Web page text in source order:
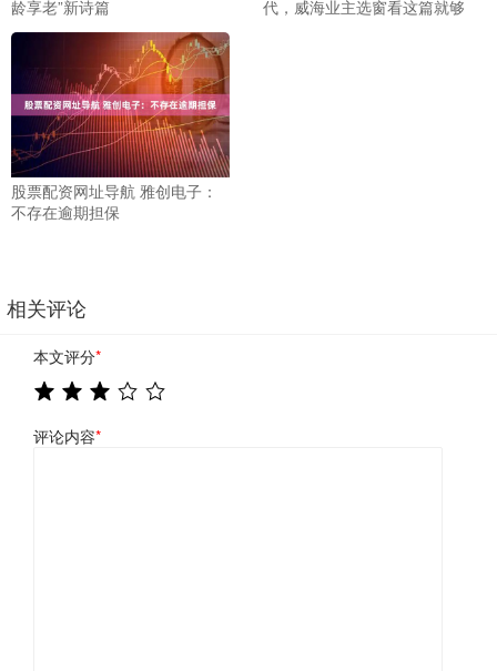
龄享老”新诗篇 代，威海业主选窗看这篇就够
股票配资网址导航 雅创电子：
不存在逾期担保
相关评论
本文评分*
评论内容*